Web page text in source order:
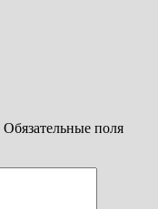
Обязательные поля